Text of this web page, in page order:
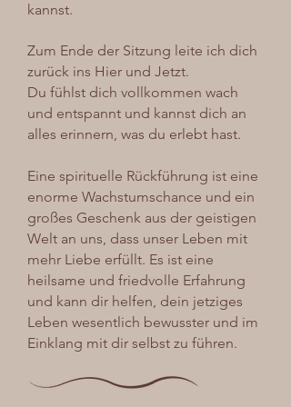
kannst.
Zum Ende der Sitzung leite ich dich
zurück ins Hier und Jetzt.
Du fühlst dich vollkommen wach
und entspannt und kannst dich an
alles erinnern, was du erlebt hast.
Eine spirituelle Rückführung ist eine
enorme Wachstumschance und ein
großes Geschenk aus der geistigen
Welt an uns, dass unser Leben mit
mehr Liebe erfüllt. Es ist eine
heilsame und friedvolle Erfahrung
und kann dir helfen, dein jetziges
Leben wesentlich bewusster und im
Einklang mit dir selbst zu führen.